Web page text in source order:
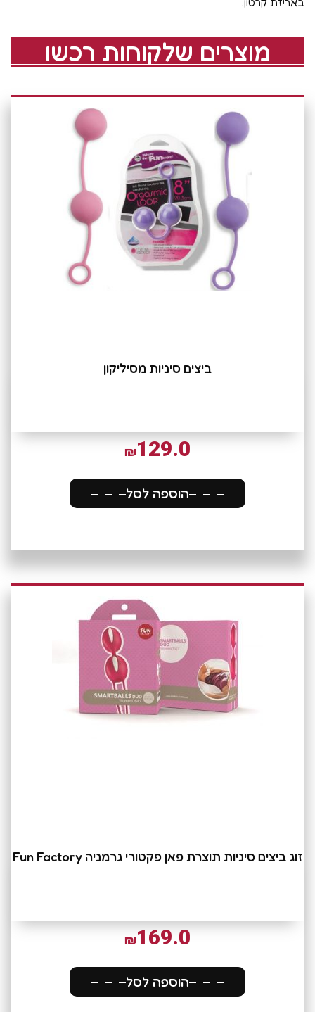
מוצרים שלקוחות רכשו
ביצים סיניות מסיליקון
₪129.0
הוספה לסל
זוג ביצים סיניות תוצרת פאן פקטורי גרמניה Fun Factory
₪169.0
הוספה לסל